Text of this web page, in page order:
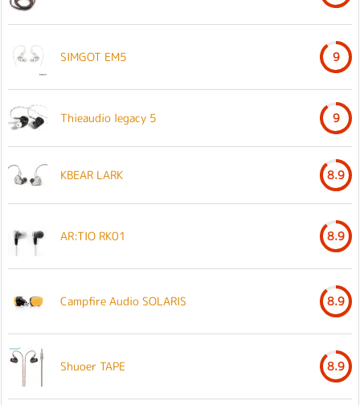
SIMGOT EM5 9
Thieaudio legacy 5 9
KBEAR LARK 8.9
AR:TIO RK01 8.9
Campfire Audio SOLARIS 8.9
Shuoer TAPE 8.9